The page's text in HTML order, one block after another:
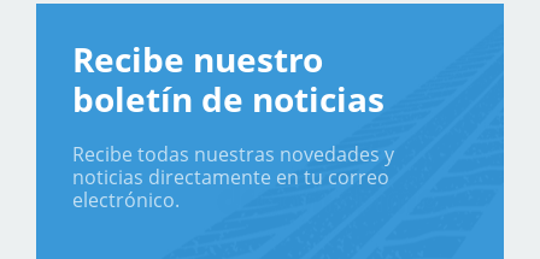
Recibe nuestro
boletín de noticias
Recibe todas nuestras novedades y
noticias directamente en tu correo
electrónico.